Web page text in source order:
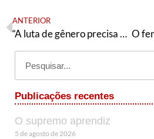
ANTERIOR
“A luta de gênero precisa começar nas escolas”
Publicações recentes
O supremo aprendiz
5 de agosto de 2026